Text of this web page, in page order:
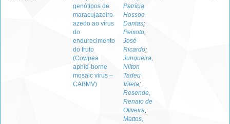
genótipos de
maracujazeiro-
azedo ao vírus
do
endurecimento
do fruto
(Cowpea
aphid-borne
mosaic virus –
CABMV)
Patrícia
Hossoe
Dantas;
Peixoto,
José
Ricardo;
Junqueira,
Nilton
Tadeu
Vilela;
Resende,
Renato de
Oliveira;
Mattos,